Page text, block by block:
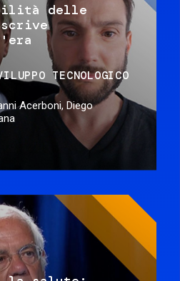
delle
TECNOLOGICO
Acerboni, Diego